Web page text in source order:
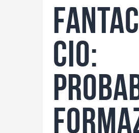
Lo Sapevi Che
Fantacalcio
I consigli di Giulia
Serie A
cio: